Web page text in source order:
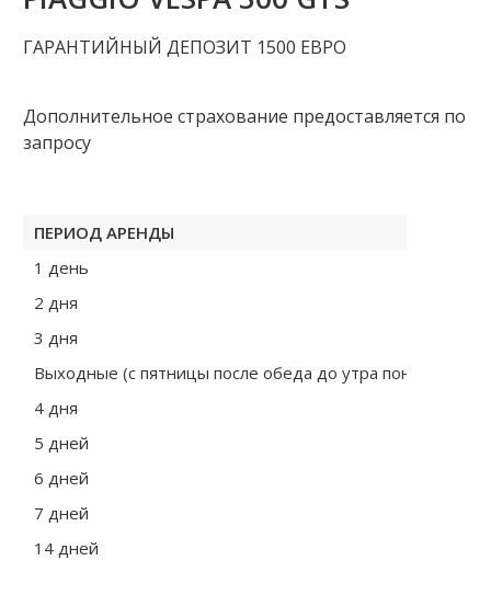
ГАРАНТИЙНЫЙ ДЕПОЗИТ 1500 ЕВРО
Дополнительное страхование предоставляется по
запросу
ПЕРИОД АРЕНДЫ
1 день
2 дня
3 дня
Выходные (с пятницы после обеда до утра
4 дня
5 дней
6 дней
7 дней
14 дней